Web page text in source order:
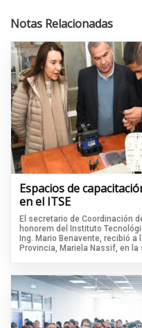
Notas Relacionadas
Espacios de
en el ITSE
El secretario de Coordinación
honorem del Instituto
Ing. Mario Benavente, recibió
Provincia, Mariela Nassif, en